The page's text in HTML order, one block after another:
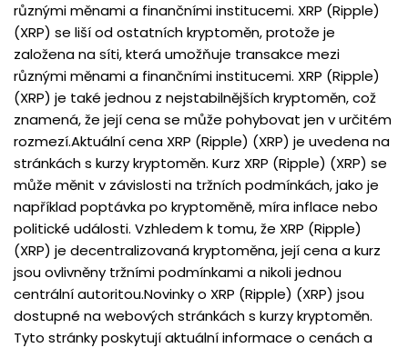
různými měnami a finančními institucemi. XRP (Ripple)
(XRP) se liší od ostatních kryptoměn, protože je
založena na síti, která umožňuje transakce mezi
různými měnami a finančními institucemi. XRP (Ripple)
(XRP) je také jednou z nejstabilnějších kryptoměn, což
znamená, že její cena se může pohybovat jen v určitém
rozmezí.Aktuální cena XRP (Ripple) (XRP) je uvedena na
stránkách s kurzy kryptoměn. Kurz XRP (Ripple) (XRP) se
může měnit v závislosti na tržních podmínkách, jako je
například poptávka po kryptoměně, míra inflace nebo
politické události. Vzhledem k tomu, že XRP (Ripple)
(XRP) je decentralizovaná kryptoměna, její cena a kurz
jsou ovlivněny tržními podmínkami a nikoli jednou
centrální autoritou.Novinky o XRP (Ripple) (XRP) jsou
dostupné na webových stránkách s kurzy kryptoměn.
Tyto stránky poskytují aktuální informace o cenách a